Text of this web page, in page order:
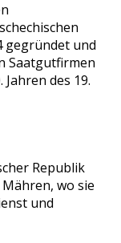
gegründet und
Saatgutfirmen
des 19.
Republik
wo sie
und